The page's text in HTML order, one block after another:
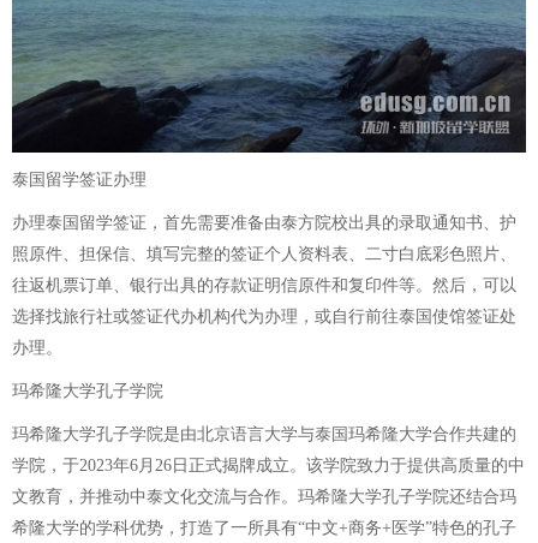
泰国留学签证办理
办理泰国留学签证，首先需要准备由泰方院校出具的录取通知书、护
照原件、担保信、填写完整的签证个人资料表、二寸白底彩色照片、
往返机票订单、银行出具的存款证明信原件和复印件等。然后，可以
选择找旅行社或签证代办机构代为办理，或自行前往泰国使馆签证处
办理。
玛希隆大学孔子学院
玛希隆大学孔子学院是由北京语言大学与泰国玛希隆大学合作共建的
学院，于2023年6月26日正式揭牌成立。该学院致力于提供高质量的中
文教育，并推动中泰文化交流与合作。玛希隆大学孔子学院还结合玛
希隆大学的学科优势，打造了一所具有“中文+商务+医学”特色的孔子